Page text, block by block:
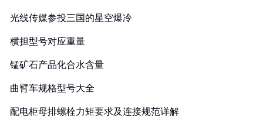
光线传媒参投三国的星空爆冷
横担型号对应重量
锰矿石产品化合水含量
曲臂车规格型号大全
配电柜母排螺栓力矩要求及连接规范详解